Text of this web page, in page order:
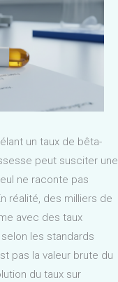
un taux de bêta-
peut susciter une
ne raconte pas
réalité, des milliers de
avec des taux
les standards
pas la valeur brute du
du taux sur